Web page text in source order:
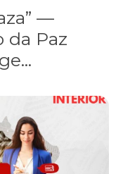
—
da Paz
do interior